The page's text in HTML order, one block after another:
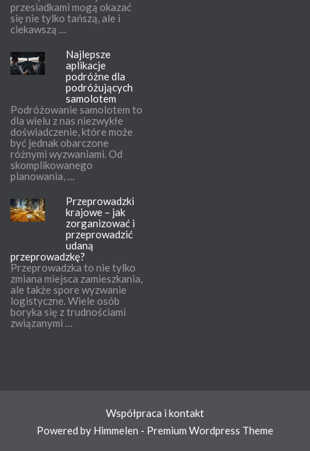
przesiadkami mogą okazać
się nie tylko tańszą, ale i
ciekawszą …
Najlepsze
aplikacje
podróżne dla
podróżujących
samolotem
Podróżowanie samolotem to
dla wielu z nas niezwykłe
doświadczenie, które może
być jednak obarczone
różnymi wyzwaniami. Od
skomplikowanego
planowania, …
Przeprowadzki
krajowe – jak
zorganizować i
przeprowadzić
udaną
przeprowadzkę?
Przeprowadzka to nie tylko
zmiana miejsca zamieszkania,
ale także spore wyzwanie
logistyczne. Wiele osób
boryka się z trudnościami
związanymi …
Współpraca i kontakt
Powered by Himmelen - Premium Wordpress Theme